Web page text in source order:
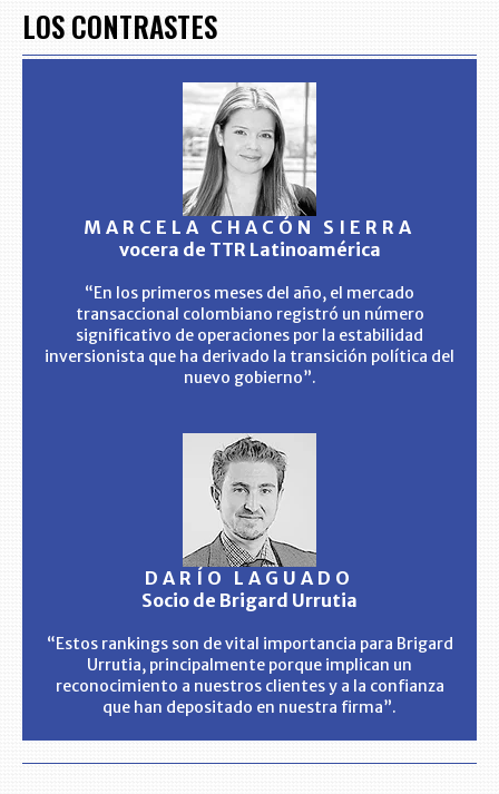
LOS CONTRASTES
MARCELA CHACÓN SIERRA
vocera de TTR Latinoamérica
“En los primeros meses del año, el mercado
transaccional colombiano registró un número
significativo de operaciones por la estabilidad
inversionista que ha derivado la transición política del
nuevo gobierno”.
DARÍO LAGUADO
Socio de Brigard Urrutia
“Estos rankings son de vital importancia para Brigard
Urrutia, principalmente porque implican un
reconocimiento a nuestros clientes y a la confianza
que han depositado en nuestra firma”.